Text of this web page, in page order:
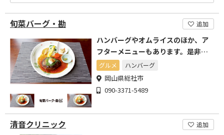
旬菜バーグ・勘 追加
ハンバーグやオムライスのほか、ア
フターメニューもあります。是非ど
うぞ。
グルメ ハンバーグ
岡山県総社市
090-3371-5489
清音クリニック 追加